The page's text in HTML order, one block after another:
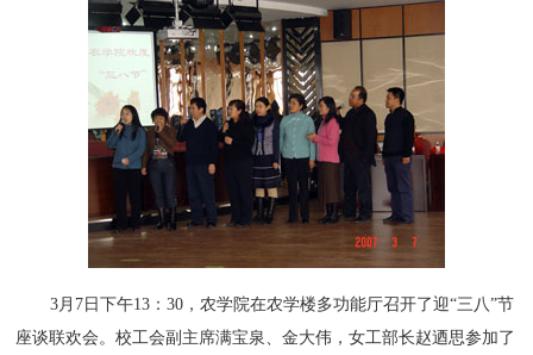
3月7日下午13：30，农学院在农学楼多功能厅召开了迎“三八”节
座谈联欢会。校工会副主席满宝泉、金大伟，女工部长赵迺思参加了